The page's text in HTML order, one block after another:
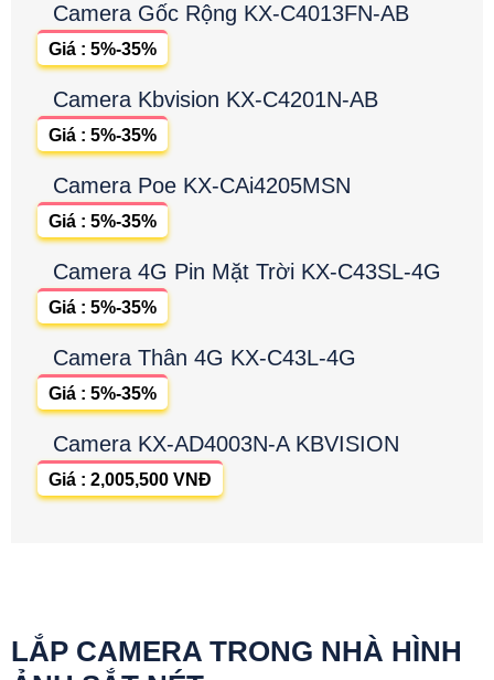
Camera Gốc Rộng KX-C4013FN-AB
Giá : 5%-35%
Camera Kbvision KX-C4201N-AB
Giá : 5%-35%
Camera Poe KX-CAi4205MSN
Giá : 5%-35%
Camera 4G Pin Mặt Trời KX-C43SL-4G
Giá : 5%-35%
Camera Thân 4G KX-C43L-4G
Giá : 5%-35%
Camera KX-AD4003N-A KBVISION
Giá : 2,005,500 VNĐ
LẮP CAMERA TRONG NHÀ HÌNH